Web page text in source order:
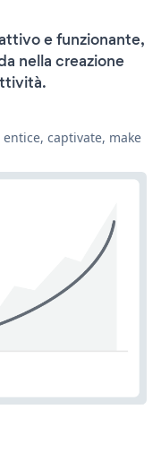
e funzionante,
nella creazione
captivate, make